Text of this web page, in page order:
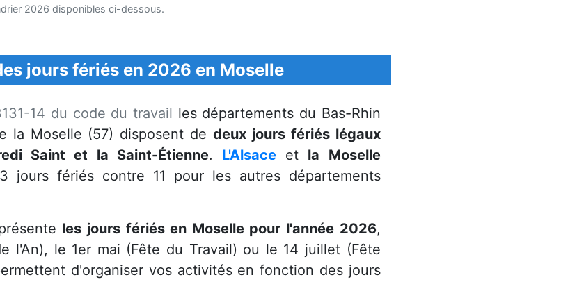
2026 disponibles ci-dessous.
jours fériés en 2026 en Moselle
14 du code du travail les départements du Bas-Rhin
la Moselle (57) disposent de deux jours fériés légaux
Saint et la Saint-Étienne. L'Alsaceet la Moselle
jours fériés contre 11 pour les autres départements
les jours fériés en Moselle pour l'année 2026,
l'An), le 1er mai (Fête du Travail) ou le 14 juillet (Fête
d'organiser vos activités en fonction des jours